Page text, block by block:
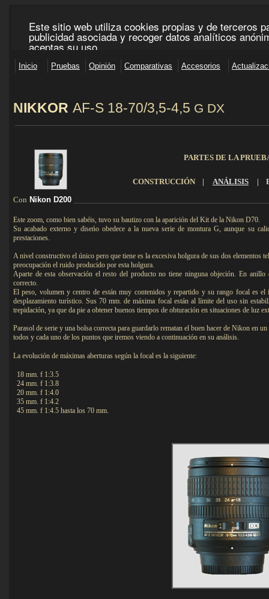
NIKKOR AF-S 18-70/3,5-4,5 G DX
PARTES DE LA
CONSTRUCCIÓN | ANÁLISIS |
Con Nikon D200
Este zoom, como bien sabéis, tuvo su bautizo con la aparición del Kit de la Nikon D70.
Su acabado externo y diseńo obedece a la nueva serie de montura G, aunque su
prestaciones.
A nivel constructivo el único pero que tiene es la excesiva holgura de sus dos elementos
preocupación el ruido producido por esta holgura.
Aparte de esta observación el resto del producto no tiene ninguna objeción. En
correcto.
El peso, volumen y centro de están muy contenidos y repartido y su rango focal es
desplazamiento turístico. Sus 70 mm. de máxima focal están al límite del uso sin
trepidación, ya que da pie a obtener buenos tiempos de obturación en situaciones de luz
Parasol de serie y una bolsa correcta para guardarlo rematan el buen hacer de Nikon en
todos y cada uno de los puntos que iremos viendo a continuación en su análisis.
La evolución de máximas aberturas según la focal es la siguiente:
18 mm. f 1:3.5
24 mm. f 1:3.8
20 mm. f 1:4.0
35 mm. f 1:4.2
45 mm. f 1:4.5 hasta los 70 mm.